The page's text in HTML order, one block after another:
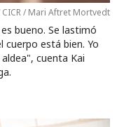
CICR / Mari Aftret Mortvedt
bueno. Se lastimó
cuerpo está bien. Yo
cuenta Kai